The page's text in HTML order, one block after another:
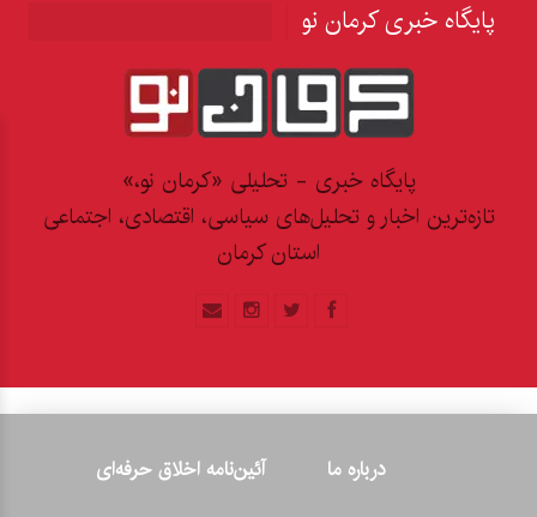
پایگاه خبری کرمان نو
پایگاه خبری - تحلیلی «کرمان نو،»
تازه‌ترین اخبار و تحلیل‌های سیاسی، اقتصادی، اجتماعی
استان کرمان
درباره ما آئین‌نامه اخلاق حرفه‌ای